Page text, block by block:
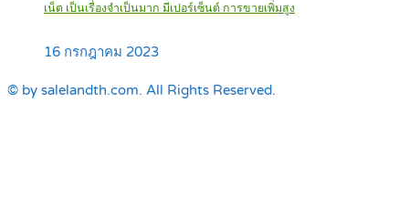
เน็ต เป็นเรื่องจำเป็นมาก มีเปอร์เซ็นต์ การขายเพิ่มสูง
16 กรกฎาคม 2023
© by salelandth.com. All Rights Reserved.